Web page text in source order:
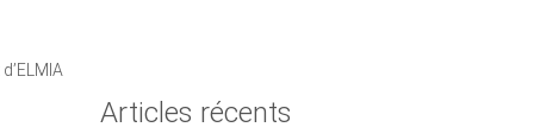
Articles récents